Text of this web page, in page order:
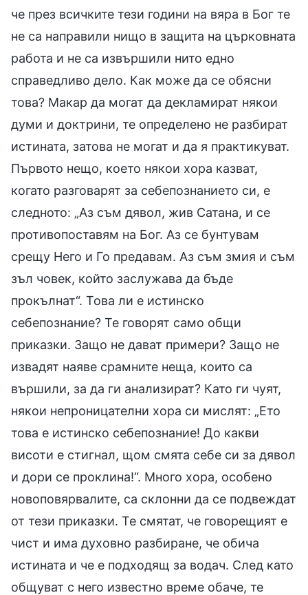
че през всичките тези години на вяра в Бог те
не са направили нищо в защита на църковната
работа и не са извършили нито едно
справедливо дело. Как може да се обясни
това? Макар да могат да декламират някои
думи и доктрини, те определено не разбират
истината, затова не могат и да я практикуват.
Първото нещо, което някои хора казват,
когато разговарят за себепознанието си, е
следното: „Аз съм дявол, жив Сатана, и се
противопоставям на Бог. Аз се бунтувам
срещу Него и Го предавам. Аз съм змия и съм
зъл човек, който заслужава да бъде
прокълнат“. Това ли е истинско
себепознание? Те говорят само общи
приказки. Защо не дават примери? Защо не
извадят наяве срамните неща, които са
вършили, за да ги анализират? Като ги чуят,
някои непроницателни хора си мислят: „Ето
това е истинско себепознание! До какви
висоти е стигнал, щом смята себе си за дявол
и дори се проклина!“. Много хора, особено
новоповярвалите, са склонни да се подвеждат
от тези приказки. Те смятат, че говорещият е
чист и има духовно разбиране, че обича
истината и че е подходящ за водач. След като
общуват с него известно време обаче, те